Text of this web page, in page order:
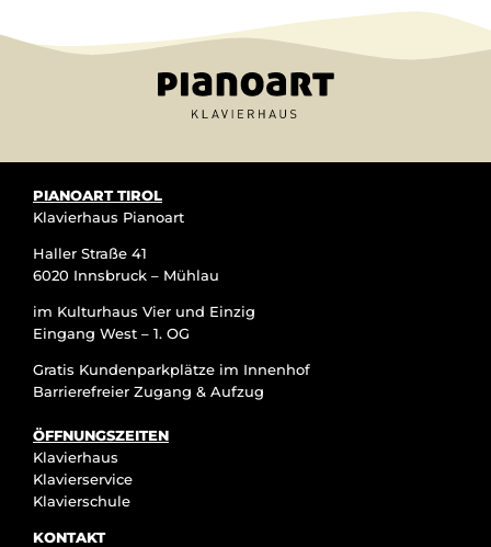
PIANOART TIROL
Klavierhaus Pianoart
Haller Straße 41
6020 Innsbruck – Mühlau
im Kulturhaus Vier und Einzig
Eingang West – 1. OG
Gratis Kundenparkplätze im Innenhof
Barrierefreier Zugang & Aufzug
ÖFFNUNGSZEITEN
Klavierhaus
Klavierservice
Klavierschule
KONTAKT